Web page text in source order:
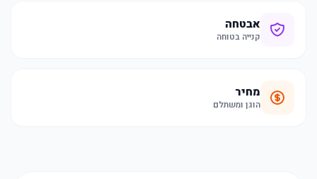
אבטחה
קנייה בטוחה
מחיר
הוגן ומשתלם